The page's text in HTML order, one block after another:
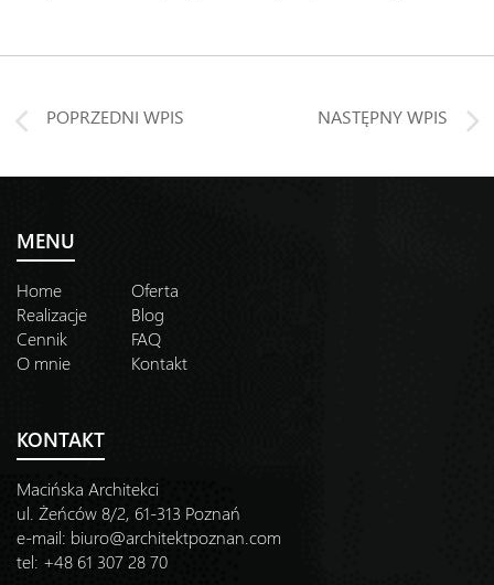
POPRZEDNI WPIS NASTĘPNY WPIS
MENU
Home
Oferta
Realizacje
Blog
Cennik
FAQ
O mnie
Kontakt
KONTAKT
Macińska Architekci
ul. Żeńców 8/2, 61-313 Poznań
e-mail: biuro@architektpoznan.com
tel: +48 61 307 28 70